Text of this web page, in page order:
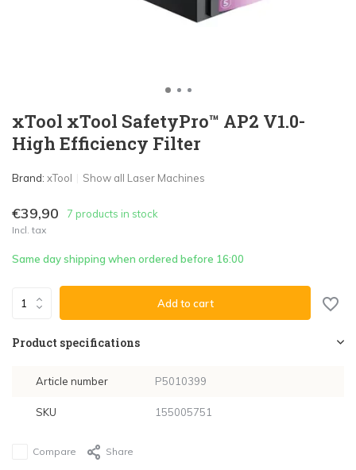
xTool xTool SafetyPro™ AP2 V1.0-
High Efficiency Filter
Brand: xTool Show all Laser Machines
€39,90 7 products in stock
Incl. tax
Same day shipping when ordered before 16:00
Add to cart
Product specifications
Article number P5010399
SKU 155005751
Compare Share